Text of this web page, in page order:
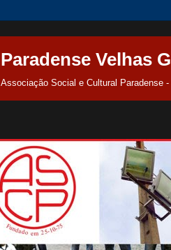
Paradense Velhas
Associação Social e Cultural Paradense